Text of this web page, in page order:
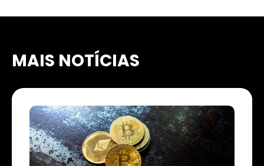
MAIS NOTÍCIAS